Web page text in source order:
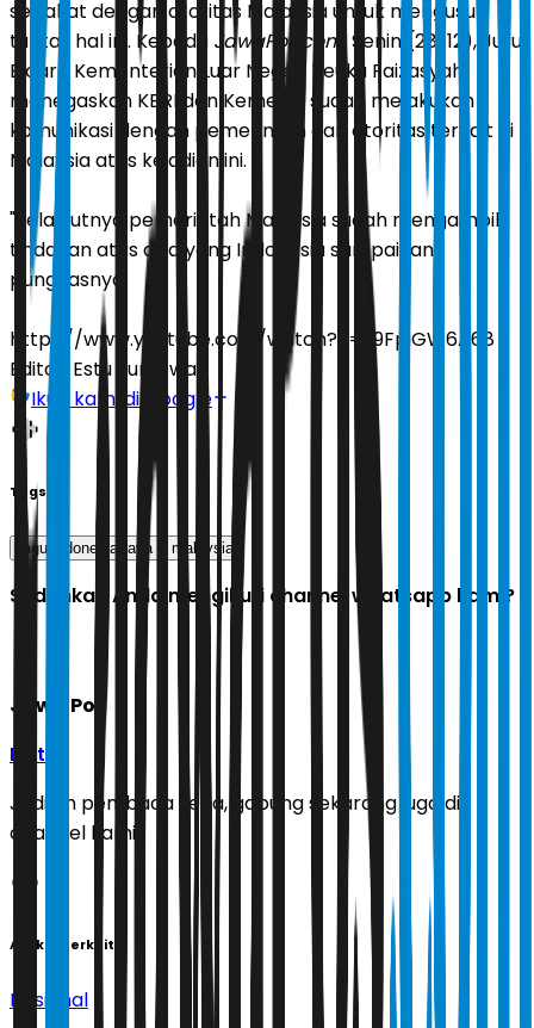
sepakat dengan otoritas Malaysia untuk mengusut
tuntas hal ini. Kepada JawaPos.com, Senin (28/12), Juru
Bicara Kementerian Luar Negeri Teuku Faizasyah
menegaskan KBRI dan Kemenlu sudah melakukan
komunikasi dengan pemerintah dan otoritas terkait di
Malaysia atas kejadian ini.
"Selanjutnya pemerintah Malaysia sudah mengambil
tindakan atas apa yang Indonesia sampaikan,"
pungkasnya.
https://www.youtube.com/watch?v=E9FpiGW6A68
Editor: Estu Suryowati
Ikuti kami di Google
Tags
lagu indonesia raya malaysia
Sudahkah Anda mengikuti channel whatsapp kami?
Jawa Pos
Ikuti
Jadilah pembaca setia, gabung sekarang juga di
channel kami!
Artikel Terkait
Nasional